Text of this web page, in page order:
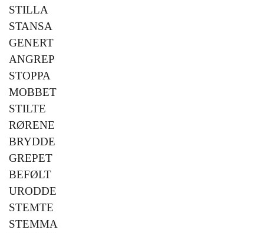
STILLA
STANSA
GENERT
ANGREP
STOPPA
MOBBET
STILTE
RØRENE
BRYDDE
GREPET
BEFØLT
URODDE
STEMTE
STEMMA